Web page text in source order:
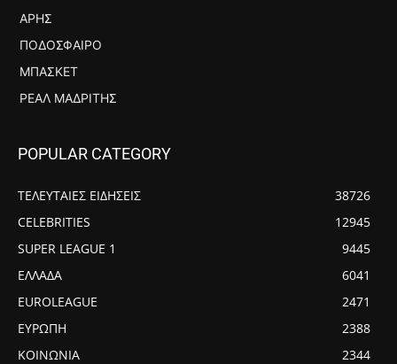
ΆΡΗΣ
ΠΟΔΌΣΦΑΙΡΟ
ΜΠΆΣΚΕΤ
ΡΕΆΛ ΜΑΔΡΊΤΗΣ
POPULAR CATEGORY
ΤΕΛΕΥΤΑΙΕΣ ΕΙΔΗΣΕΙΣ
38726
CELEBRITIES
12945
SUPER LEAGUE 1
9445
ΕΛΛΑΔΑ
6041
EUROLEAGUE
2471
ΕΥΡΩΠΗ
2388
ΚΟΙΝΩΝΙΑ
2344